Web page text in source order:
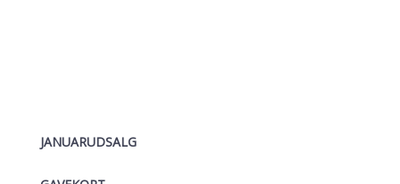
JANUARUDSALG